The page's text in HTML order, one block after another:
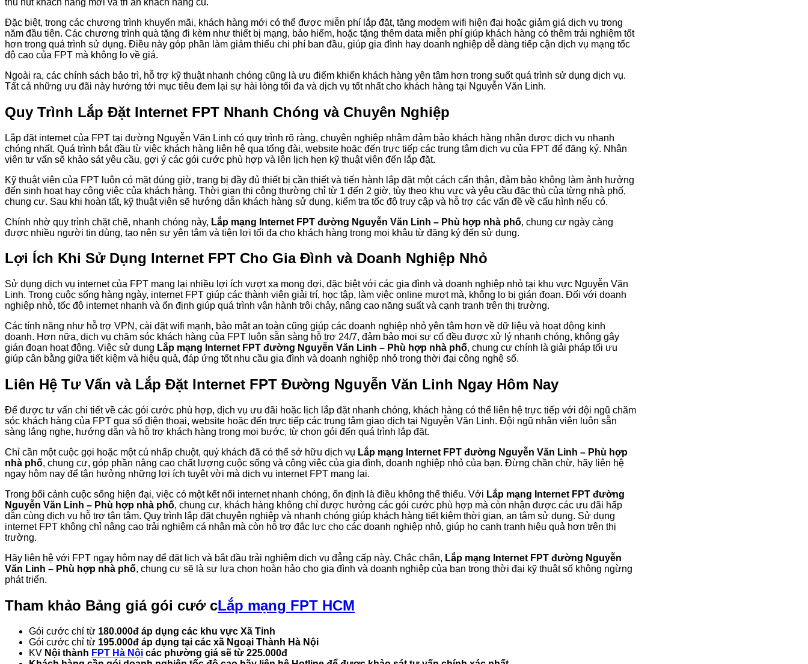
Đặc biệt, trong các chương trình khuyến mãi, khách hàng mới có thể được miễn phí lắp đặt, tặng modem wifi hiện đại hoặc giảm giá dịch vụ trong
năm đầu tiên. Các chương trình quà tặng đi kèm như thiết bị mạng, bảo hiểm, hoặc tặng thêm data miễn phí giúp khách hàng có thêm trải nghiệm tốt
hơn trong quá trình sử dụng. Điều này góp phần làm giảm thiểu chi phí ban đầu, giúp gia đình hay doanh nghiệp dễ dàng tiếp cận dịch vụ mạng tốc
độ cao của FPT mà không lo về giá.
Ngoài ra, các chính sách bảo trì, hỗ trợ kỹ thuật nhanh chóng cũng là ưu điểm khiến khách hàng yên tâm hơn trong suốt quá trình sử dụng dịch vụ.
Tất cả những ưu đãi này hướng tới mục tiêu đem lại sự hài lòng tối đa và dịch vụ tốt nhất cho khách hàng tại Nguyễn Văn Linh.
Quy Trình Lắp Đặt Internet FPT Nhanh Chóng và Chuyên Nghiệp
Lắp đặt internet của FPT tại đường Nguyễn Văn Linh có quy trình rõ ràng, chuyên nghiệp nhằm đảm bảo khách hàng nhận được dịch vụ nhanh
chóng nhất. Quá trình bắt đầu từ việc khách hàng liên hệ qua tổng đài, website hoặc đến trực tiếp các trung tâm dịch vụ của FPT để đăng ký. Nhân
viên tư vấn sẽ khảo sát yêu cầu, gợi ý các gói cước phù hợp và lên lịch hẹn kỹ thuật viên đến lắp đặt.
Kỹ thuật viên của FPT luôn có mặt đúng giờ, trang bị đầy đủ thiết bị cần thiết và tiến hành lắp đặt một cách cẩn thận, đảm bảo không làm ảnh hưởng
đến sinh hoạt hay công việc của khách hàng. Thời gian thi công thường chỉ từ 1 đến 2 giờ, tùy theo khu vực và yêu cầu đặc thù của từng nhà phố,
chung cư. Sau khi hoàn tất, kỹ thuật viên sẽ hướng dẫn khách hàng sử dụng, kiểm tra tốc độ truy cập và hỗ trợ các vấn đề về cấu hình nếu có.
Chính nhờ quy trình chặt chẽ, nhanh chóng này, Lắp mạng Internet FPT đường Nguyễn Văn Linh – Phù hợp nhà phố, chung cư ngày càng
được nhiều người tin dùng, tạo nên sự yên tâm và tiện lợi tối đa cho khách hàng trong mọi khâu từ đăng ký đến sử dụng.
Lợi Ích Khi Sử Dụng Internet FPT Cho Gia Đình và Doanh Nghiệp Nhỏ
Sử dụng dịch vụ internet của FPT mang lại nhiều lợi ích vượt xa mong đợi, đặc biệt với các gia đình và doanh nghiệp nhỏ tại khu vực Nguyễn Văn
Linh. Trong cuộc sống hàng ngày, internet FPT giúp các thành viên giải trí, học tập, làm việc online mượt mà, không lo bị gián đoạn. Đối với doanh
nghiệp nhỏ, tốc độ internet nhanh và ổn định giúp quá trình vận hành trôi chảy, nâng cao năng suất và cạnh tranh trên thị trường.
Các tính năng như hỗ trợ VPN, cài đặt wifi mạnh, bảo mật an toàn cũng giúp các doanh nghiệp nhỏ yên tâm hơn về dữ liệu và hoạt động kinh
doanh. Hơn nữa, dịch vụ chăm sóc khách hàng của FPT luôn sẵn sàng hỗ trợ 24/7, đảm bảo mọi sự cố đều được xử lý nhanh chóng, không gây
gián đoạn hoạt động. Việc sử dụng Lắp mạng Internet FPT đường Nguyễn Văn Linh – Phù hợp nhà phố, chung cư chính là giải pháp tối ưu
giúp cân bằng giữa tiết kiệm và hiệu quả, đáp ứng tốt nhu cầu gia đình và doanh nghiệp nhỏ trong thời đại công nghệ số.
Liên Hệ Tư Vấn và Lắp Đặt Internet FPT Đường Nguyễn Văn Linh Ngay Hôm Nay
Để được tư vấn chi tiết về các gói cước phù hợp, dịch vụ ưu đãi hoặc lịch lắp đặt nhanh chóng, khách hàng có thể liên hệ trực tiếp với đội ngũ chăm
sóc khách hàng của FPT qua số điện thoại, website hoặc đến trực tiếp các trung tâm giao dịch tại Nguyễn Văn Linh. Đội ngũ nhân viên luôn sẵn
sàng lắng nghe, hướng dẫn và hỗ trợ khách hàng trong mọi bước, từ chọn gói đến quá trình lắp đặt.
Chỉ cần một cuộc gọi hoặc một cú nhấp chuột, quý khách đã có thể sở hữu dịch vụ Lắp mạng Internet FPT đường Nguyễn Văn Linh – Phù hợp
nhà phố, chung cư, góp phần nâng cao chất lượng cuộc sống và công việc của gia đình, doanh nghiệp nhỏ của bạn. Đừng chần chừ, hãy liên hệ
ngay hôm nay để tận hưởng những lợi ích tuyệt vời mà dịch vụ internet FPT mang lại.
Trong bối cảnh cuộc sống hiện đại, việc có một kết nối internet nhanh chóng, ổn định là điều không thể thiếu. Với Lắp mạng Internet FPT đường
Nguyễn Văn Linh – Phù hợp nhà phố, chung cư, khách hàng không chỉ được hưởng các gói cước phù hợp mà còn nhận được các ưu đãi hấp
dẫn cùng dịch vụ hỗ trợ tận tâm. Quy trình lắp đặt chuyên nghiệp và nhanh chóng giúp khách hàng tiết kiệm thời gian, an tâm sử dụng. Sử dụng
internet FPT không chỉ nâng cao trải nghiệm cá nhân mà còn hỗ trợ đắc lực cho các doanh nghiệp nhỏ, giúp họ cạnh tranh hiệu quả hơn trên thị
trường.
Hãy liên hệ với FPT ngay hôm nay để đặt lịch và bắt đầu trải nghiệm dịch vụ đẳng cấp này. Chắc chắn, Lắp mạng Internet FPT đường Nguyễn
Văn Linh – Phù hợp nhà phố, chung cư sẽ là sự lựa chọn hoàn hảo cho gia đình và doanh nghiệp của bạn trong thời đại kỹ thuật số không ngừng
phát triển.
Tham khảo Bảng giá gói cướ cLắp mạng FPT HCM
Gói cước chỉ từ 180.000đ áp dụng các khu vực Xã Tỉnh
Gói cước chỉ từ 195.000đ áp dụng tại các xã Ngoại Thành Hà Nội
KV Nội thành FPT Hà Nội các phường giá sẽ từ 225.000đ